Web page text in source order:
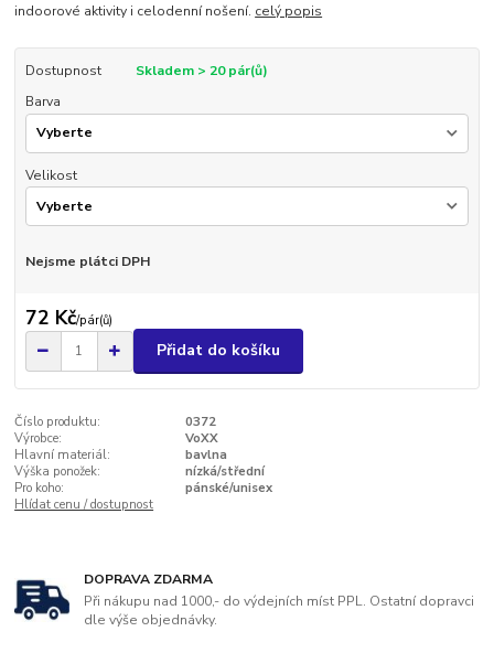
indoorové aktivity i celodenní nošení. celý popis
Dostupnost
Skladem > 20 pár(ů)
Barva
Velikost
Nejsme plátci DPH
72 Kč/pár(ů)
Přidat do košíku
Číslo produktu:
0372
Výrobce:
VoXX
Hlavní materiál:
bavlna
Výška ponožek:
nízká/střední
Pro koho:
pánské/unisex
Hlídat cenu / dostupnost
DOPRAVA ZDARMA
Při nákupu nad 1000,- do výdejních míst PPL. Ostatní dopravci
dle výše objednávky.